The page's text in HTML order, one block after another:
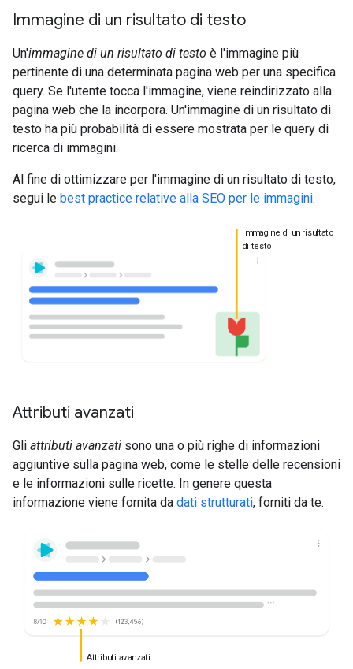
Immagine di un risultato di testo
Un'immagine di un risultato di testo è l'immagine più
pertinente di una determinata pagina web per una specifica
query. Se l'utente tocca l'immagine, viene reindirizzato alla
pagina web che la incorpora. Un'immagine di un risultato di
testo ha più probabilità di essere mostrata per le query di
ricerca di immagini.
Al fine di ottimizzare per l'immagine di un risultato di testo,
segui le best practice relative alla SEO per le immagini.
Immagine di un risultato
di testo
Attributi avanzati
Gli attributi avanzati sono una o più righe di informazioni
aggiuntive sulla pagina web, come le stelle delle recensioni
e le informazioni sulle ricette. In genere questa
informazione viene fornita da dati strutturati, forniti da te.
Attributi avanzati